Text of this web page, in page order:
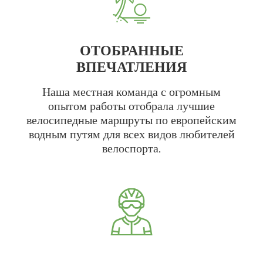
ОТОБРАННЫЕ
ВПЕЧАТЛЕНИЯ
Наша местная команда с огромным
опытом работы отобрала лучшие
велосипедные маршруты по европейским
водным путям для всех видов любителей
велоспорта.